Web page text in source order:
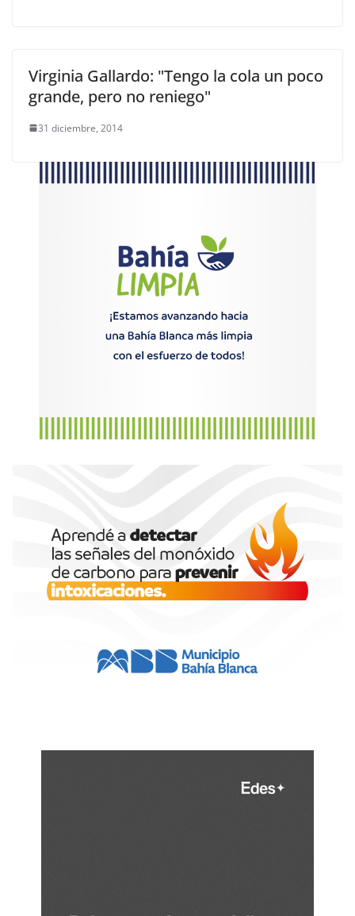
Virginia Gallardo: "Tengo la cola un poco
grande, pero no reniego"
31 diciembre, 2014